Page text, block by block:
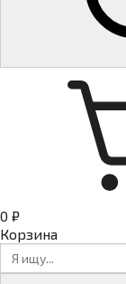
0 ₽
Корзина